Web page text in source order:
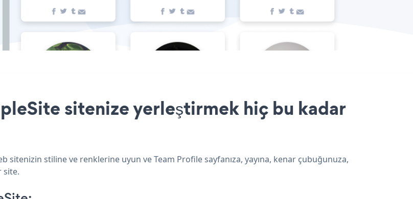
sitenize yerleştirmek hiç bu kadar
sitenizin stiline ve renklerine uyun ve Team Profile sayfanıza, yayına, kenar çubuğunuza,
site.